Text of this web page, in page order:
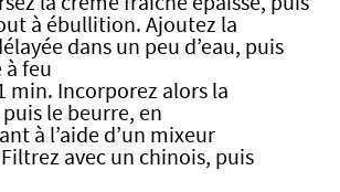
à ébullition. Ajoutez la
dans un peu d’eau, puis
à feu
min. Incorporez alors la
le beurre, en
à l’aide d’un mixeur
avec un chinois, puis